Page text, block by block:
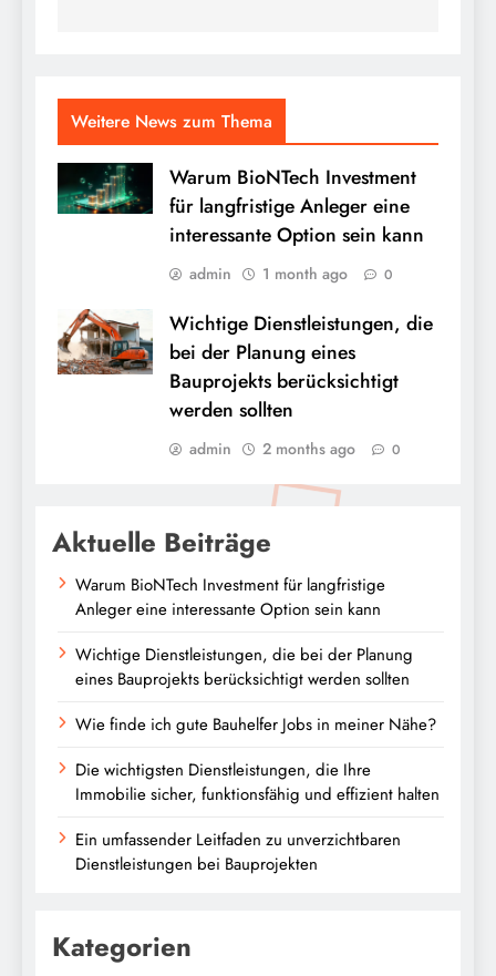
Weitere News zum Thema
Warum BioNTech Investment
für langfristige Anleger eine
interessante Option sein kann
admin 1 month ago 0
Wichtige Dienstleistungen, die
bei der Planung eines
Bauprojekts berücksichtigt
werden sollten
admin 2 months ago 0
Aktuelle Beiträge
Warum BioNTech Investment für langfristige
Anleger eine interessante Option sein kann
Wichtige Dienstleistungen, die bei der Planung
eines Bauprojekts berücksichtigt werden sollten
Wie finde ich gute Bauhelfer Jobs in meiner Nähe?
Die wichtigsten Dienstleistungen, die Ihre
Immobilie sicher, funktionsfähig und effizient halten
Ein umfassender Leitfaden zu unverzichtbaren
Dienstleistungen bei Bauprojekten
Kategorien